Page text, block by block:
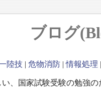
ブログ
陸技 | 危物消防 |情報処理 |
、国家試験受験の勉強